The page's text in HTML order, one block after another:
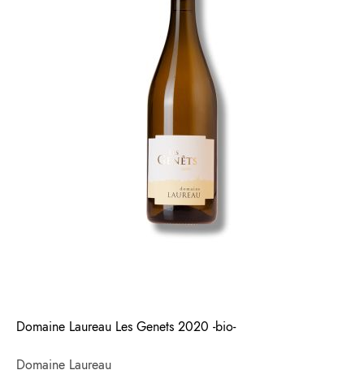
Domaine Laureau Les Genets 2020 -bio-
Domaine Laureau